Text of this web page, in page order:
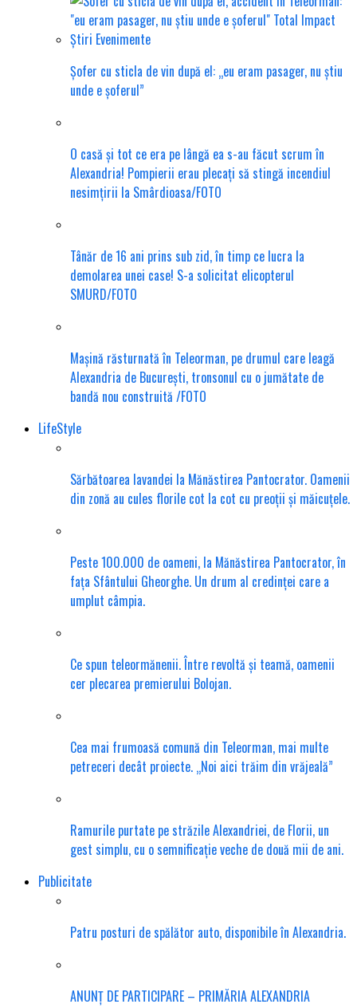
Șofer cu sticla de vin după el: „eu eram pasager, nu știu
unde e șoferul”
O casă și tot ce era pe lângă ea s-au făcut scrum în
Alexandria! Pompierii erau plecați să stingă incendiul
nesimțirii la Smârdioasa/FOTO
Tânăr de 16 ani prins sub zid, în timp ce lucra la
demolarea unei case! S-a solicitat elicopterul
SMURD/FOTO
Mașină răsturnată în Teleorman, pe drumul care leagă
Alexandria de București, tronsonul cu o jumătate de
bandă nou construită /FOTO
LifeStyle
Sărbătoarea lavandei la Mănăstirea Pantocrator. Oamenii
din zonă au cules florile cot la cot cu preoții și măicuțele.
Peste 100.000 de oameni, la Mănăstirea Pantocrator, în
fața Sfântului Gheorghe. Un drum al credinței care a
umplut câmpia.
Ce spun teleormănenii. Între revoltă și teamă, oamenii
cer plecarea premierului Bolojan.
Cea mai frumoasă comună din Teleorman, mai multe
petreceri decât proiecte. „Noi aici trăim din vrăjeală”
Ramurile purtate pe străzile Alexandriei, de Florii, un
gest simplu, cu o semnificație veche de două mii de ani.
Publicitate
Patru posturi de spălător auto, disponibile în Alexandria.
ANUNȚ DE PARTICIPARE – PRIMĂRIA ALEXANDRIA